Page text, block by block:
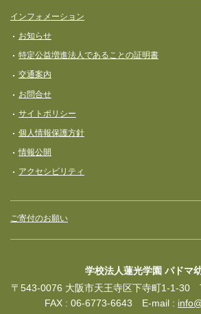
インフォメーション
お知らせ
特定公益増進法人であることの証明書
交通案内
お問合せ
サイトポリシー
個人情報保護方針
情報公開
アクセシビリティ
ご寄付のお願い
学校法人蓮光学園 パドマ
〒543-0076 大阪市天王寺区下寺町1-1-
FAX : 06-6773-6643 E-mail :